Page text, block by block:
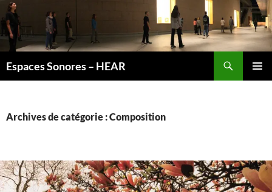
Espaces Sonores – HEAR
Archives de catégorie : Composition